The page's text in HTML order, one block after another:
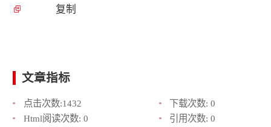
复制
文章指标
点击次数:1432 下载次数: 0
Html阅读次数: 0 引用次数: 0